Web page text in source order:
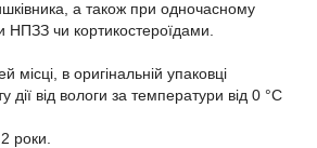
а також при одночасному
НПЗЗ чи кортикостероїдами.
місці, в оригінальній упаковці
дії від вологи за температури від 0 °С
2 роки.